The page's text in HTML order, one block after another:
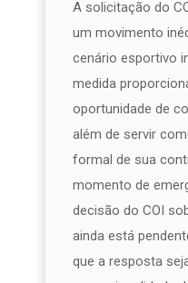
A solicitação do
um movimento
cenário esportivo
medida
oportunidade de
além de servir
formal de sua
momento de
decisão do COI
ainda está
que a resposta